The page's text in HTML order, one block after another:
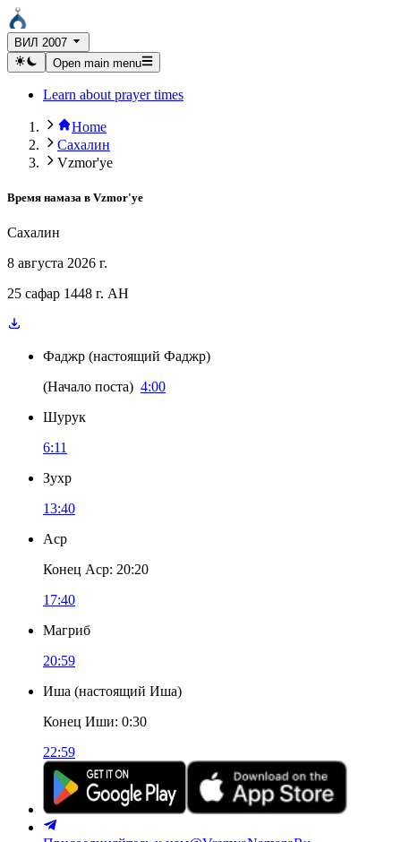
ВИЛ 2007
Open main menu
Learn about prayer times
Home
Сахалин
Vzmor'ye
Время намаза в Vzmor'ye
Сахалин
8 августа 2026 г.
25 сафар 1448 г. AH
Фаджр (настоящий Фаджр)
(Начало поста) 4:00
Шурук
6:11
Зухр
13:40
Аср
Конец Аср: 20:20
17:40
Магриб
20:59
Иша (настоящий Иша)
Конец Иши: 0:30
22:59